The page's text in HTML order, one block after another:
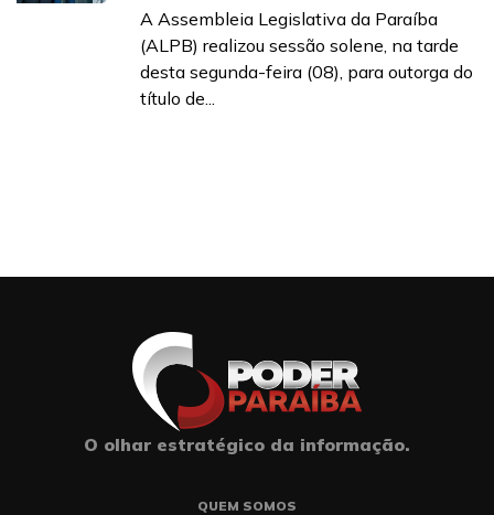
A Assembleia Legislativa da Paraíba
(ALPB) realizou sessão solene, na tarde
desta segunda-feira (08), para outorga do
título de...
O olhar estratégico da informação.
QUEM SOMOS